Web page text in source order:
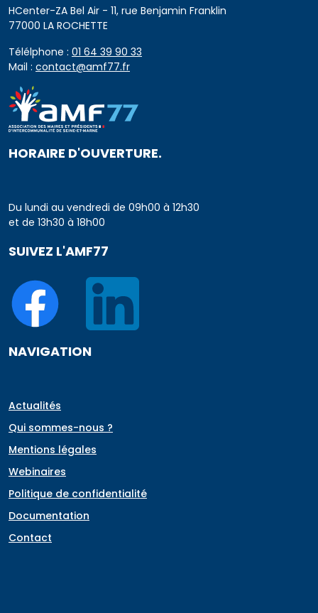
HCenter-ZA Bel Air - 11, rue Benjamin Franklin
77000 LA ROCHETTE
Télélphone : 01 64 39 90 33
Mail : contact@amf77.fr
HORAIRE D'OUVERTURE.
Du lundi au vendredi de 09h00 à 12h30
et de 13h30 à 18h00
SUIVEZ L'AMF77
NAVIGATION
Actualités
Qui sommes-nous ?
Mentions légales
Webinaires
Politique de confidentialité
Documentation
Contact